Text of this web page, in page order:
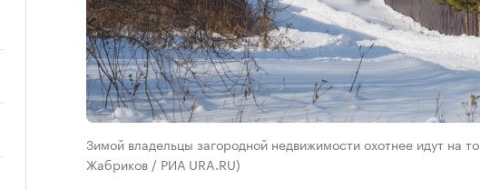
Зимой владельцы загородной недвижимости охотнее идут на
Жабриков / РИА URA.RU)